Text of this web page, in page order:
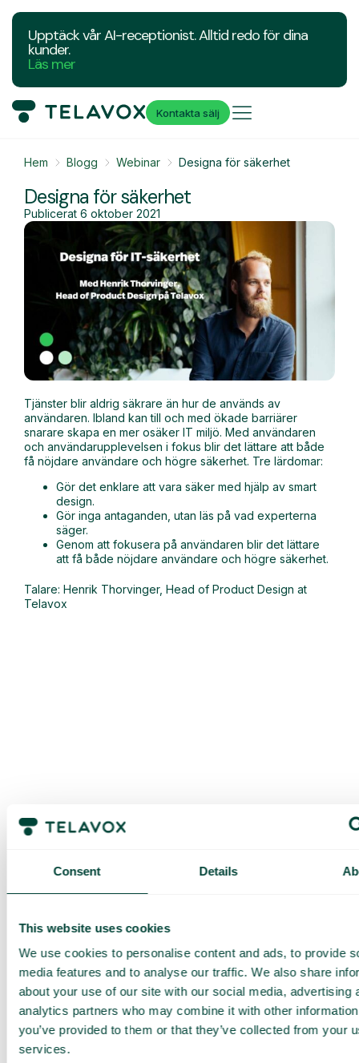
Consent Details
This website uses cookies
We use cookies to personalise content and ads, to provide
media features and to analyse our traffic. We also share
about your use of our site with our social media, advertising
analytics partners who may combine it with other
you’ve provided to them or that they’ve collected from your
services.
Upptäck vår AI-receptionist. Alltid redo för dina
kunder.
Läs mer
Kontakta sälj
Hem Blogg Webinar Designa för säkerhet
Designa för säkerhet
Publicerat 6 oktober 2021
Tjänster blir aldrig säkrare än hur de används av
användaren. Ibland kan till och med ökade barriärer
snarare skapa en mer osäker IT miljö. Med användaren
och användarupplevelsen i fokus blir det lättare att både
få nöjdare användare och högre säkerhet. Tre lärdomar:
Gör det enklare att vara säker med hjälp av smart
design.
Gör inga antaganden, utan läs på vad experterna
säger.
Genom att fokusera på användaren blir det lättare
att få både nöjdare användare och högre säkerhet.
Talare: Henrik Thorvinger, Head of Product Design at
Telavox
skräddarsydd
demo och
offert
Genomgång av våra
tjänster
Offert anpassad för ditt
företag